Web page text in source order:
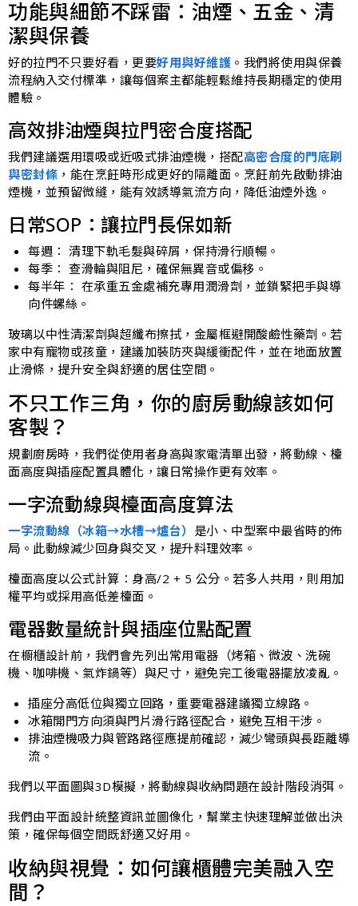
功能與細節不踩雷：油煙、五金、清
潔與保養
好的拉門不只要好看，更要好用與好維護 。我們將使用與保養
流程納入交付標準，讓每個案主都能輕鬆維持長期穩定的使用
體驗。
高效排油煙與拉門密合度搭配
我們建議選用環吸或近吸式排油煙機，搭配高密合度的門底刷
與密封條 ，能在烹飪時形成更好的隔離面。烹飪前先啟動排油
煙機，並預留微縫，能有效誘導氣流方向，降低油煙外逸。
日常SOP：讓拉門長保如新
每週： 清理下軌毛髮與碎屑，保持滑行順暢。
每季： 查滑輪與阻尼，確保無異音或偏移。
每半年： 在承重五金處補充專用潤滑劑，並鎖緊把手與導
向件螺絲。
玻璃以中性清潔劑與超纖布擦拭，金屬框避開酸鹼性藥劑。若
家中有寵物或孩童，建議加裝防夾與緩衝配件，並在地面放置
止滑條，提升安全與舒適的居住空間。
不只工作三角，你的廚房動線該如何
客製？
規劃廚房時，我們從使用者身高與家電清單出發，將動線、檯
面高度與插座配置具體化，讓日常操作更有效率。
一字流動線與檯面高度算法
一字流動線（冰箱→水槽→爐台） 是小、中型案中最省時的佈
局。此動線減少回身與交叉，提升料理效率。
檯面高度以公式計算：身高/2 + 5 公分。若多人共用，則用加
權平均或採用高低差檯面。
電器數量統計與插座位點配置
在櫥櫃設計前，我們會先列出常用電器（烤箱、微波、洗碗
機、咖啡機、氣炸鍋等）與尺寸，避免完工後電器擺放凌亂。
插座分高低位與獨立回路，重要電器建議獨立線路。
冰箱開門方向須與門片滑行路徑配合，避免互相干涉。
排油煙機吸力與管路路徑應提前確認，減少彎頭與長距離導
流。
我們以平面圖與3D模擬，將動線與收納問題在設計階段消弭。
我們由平面設計統整資訊並圖像化，幫業主快速理解並做出決
策，確保每個空間既舒適又好用。
收納與視覺：如何讓櫃體完美融入空
間？